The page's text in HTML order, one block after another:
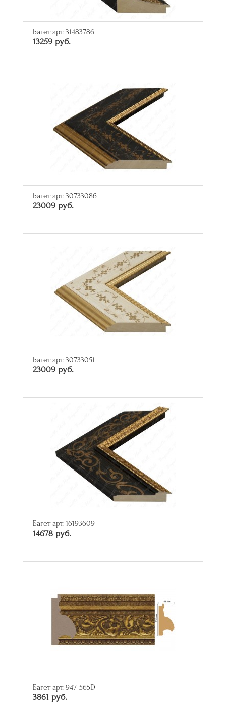
Багет арт. 31483786
13259 руб.
Багет арт. 30733086
23009 руб.
Багет арт. 30733051
23009 руб.
Багет арт. 16193609
14678 руб.
Багет арт. 947-565D
3861 руб.